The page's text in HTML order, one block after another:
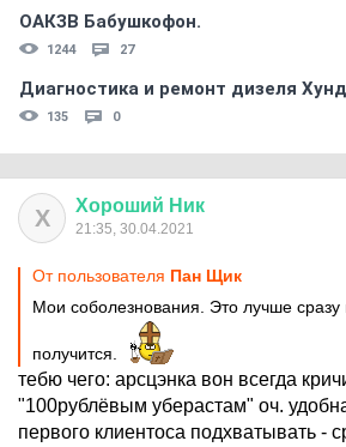
ОАКЗВ Бабушкофон.
1244 27
Диагностика и ремонт дизеля
135 0
Х Хороший Ник
21:35, 30.04.2021
От пользователя Пан Щик
Мои соболезнования. Это лучше сразу
получится.
тебю чего: арсцэнка вон всегда
"100рублёвым уберастам" оч.
первого клиентоса подхватывать -